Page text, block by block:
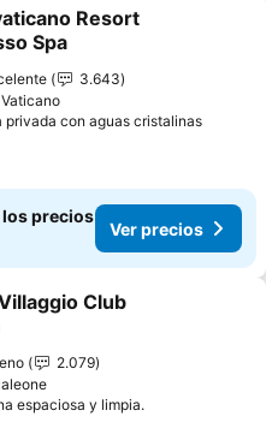
a favoritos
Resort
Spa
3.643
privada con aguas cristalinas
los precios
Ver precios
a favoritos
Club
2.079
espaciosa y limpia.